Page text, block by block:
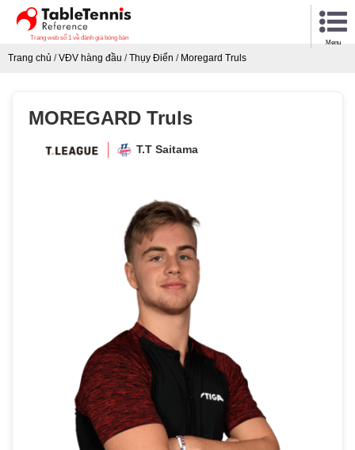
Trang web số 1 về đánh giá bóng bàn
Menu
Trang chủ /VĐV hàng đầu /Thụy Điển / Moregard Truls
MOREGARD Truls
T.T Saitama